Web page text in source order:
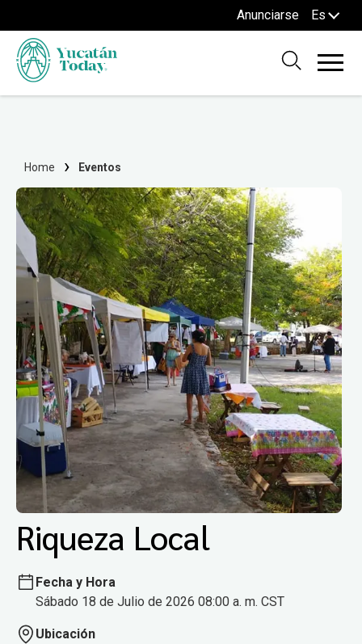
Anunciarse Es
Home Eventos
Riqueza Local
Fecha y Hora
Sábado 18 de Julio de 2026 08:00 a. m. CST
Ubicación